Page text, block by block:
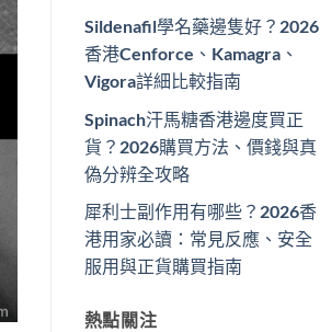
Sildenafil學名藥邊隻好？2026
香港Cenforce、Kamagra、
Vigora詳細比較指南
Spinach汗馬糖香港邊度買正
貨？2026購買方法、價錢與真
偽分辨全攻略
犀利士副作用有哪些？2026香
港用家必讀：常見反應、安全
服用與正貨購買指南
熱點關注